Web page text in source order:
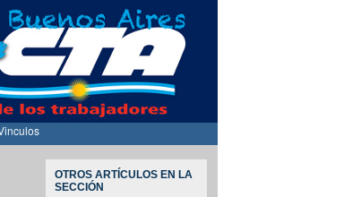
OTROS ARTÍCULOS EN LA
SECCIÓN